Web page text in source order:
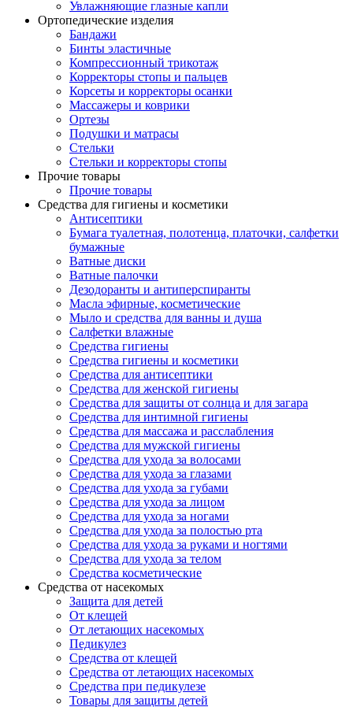
Увлажняющие глазные капли
Ортопедические изделия
Бандажи
Бинты эластичные
Компрессионный трикотаж
Корректоры стопы и пальцев
Корсеты и корректоры осанки
Массажеры и коврики
Ортезы
Подушки и матрасы
Стельки
Стельки и корректоры стопы
Прочие товары
Прочие товары
Средства для гигиены и косметики
Антисептики
Бумага туалетная, полотенца, платочки, салфетки
бумажные
Ватные диски
Ватные палочки
Дезодоранты и антиперспиранты
Масла эфирные, косметические
Мыло и средства для ванны и душа
Салфетки влажные
Средства гигиены
Средства гигиены и косметики
Средства для антисептики
Средства для женской гигиены
Средства для защиты от солнца и для загара
Средства для интимной гигиены
Средства для массажа и расслабления
Средства для мужской гигиены
Средства для ухода за волосами
Средства для ухода за глазами
Средства для ухода за губами
Средства для ухода за лицом
Средства для ухода за ногами
Средства для ухода за полостью рта
Средства для ухода за руками и ногтями
Средства для ухода за телом
Средства косметические
Средства от насекомых
Защита для детей
От клещей
От летающих насекомых
Педикулез
Средства от клещей
Средства от летающих насекомых
Средства при педикулезе
Товары для защиты детей